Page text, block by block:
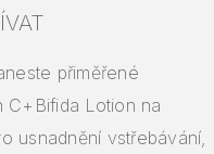
přiměřené
C+Bifida Lotion na
usnadnění vstřebávání,